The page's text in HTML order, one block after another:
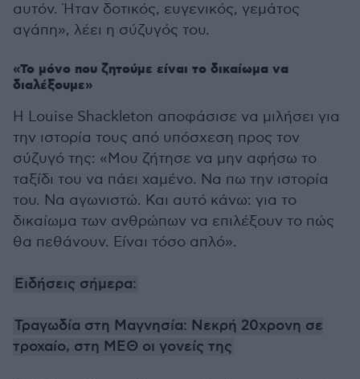
αυτόν. Ήταν δοτικός, ευγενικός, γεμάτος
αγάπη», λέει η σύζυγός του.
«Το μόνο που ζητούμε είναι το δικαίωμα να
διαλέξουμε»
Η Louise Shackleton αποφάσισε να μιλήσει για
την ιστορία τους από υπόσχεση προς τον
σύζυγό της: «Μου ζήτησε να μην αφήσω το
ταξίδι του να πάει χαμένο. Να πω την ιστορία
του. Να αγωνιστώ. Και αυτό κάνω: για το
δικαίωμα των ανθρώπων να επιλέξουν το πώς
θα πεθάνουν. Είναι τόσο απλό».
Ειδήσεις σήμερα:
Τραγωδία στη Μαγνησία: Νεκρή 20χρονη σε
τροχαίο, στη ΜΕΘ οι γονείς της